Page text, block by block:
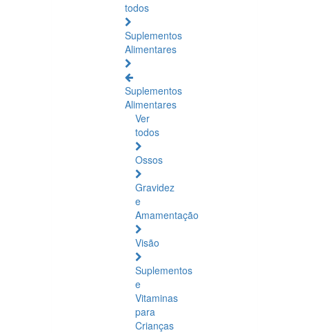
todos
Suplementos
Alimentares
Suplementos
Alimentares
Ver
todos
Ossos
Gravidez
e
Amamentação
Visão
Suplementos
e
Vitaminas
para
Crianças